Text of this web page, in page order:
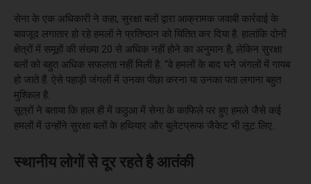
सेना के एक अधिकारी ने कहा, सुरक्षा बलों द्वारा आक्रामक जवाबी कार्रवाई के
बावजूद लगातार हो रहे हमलों ने प्रतिष्ठान को चिंतित कर दिया है. हालांकि दोनों
क्षेत्रों में समूहों की संख्या 20 से अधिक नहीं होने का अनुमान है, लेकिन सुरक्षा
बलों को बहुत अधिक सफलता नहीं मिली है. “वे हमलों के बाद घने जंगलों में गायब
हो जाते हैं. ऐसे पहाड़ी जंगलों में उनका पीछा करना या उनका पता लगाना बहुत
मुश्किल है.
सूत्रों ने बताया कि हाल ही में कठुआ में सेना के काफिले पर हुए हमले जैसे कई
हमलों में उन्होंने सुरक्षा बलों के हथियार और बुलेटप्रूफ जैकेट भी लूट लिए.
स्थानीय लोगों से दूर रहते है आतंकी